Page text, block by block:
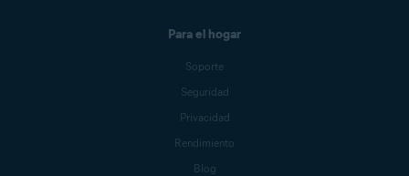
Para el hogar
Soporte
Seguridad
Privacidad
Rendimiento
Blog